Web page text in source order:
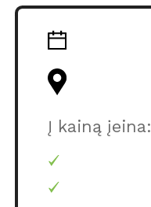
Į kainą įeina: